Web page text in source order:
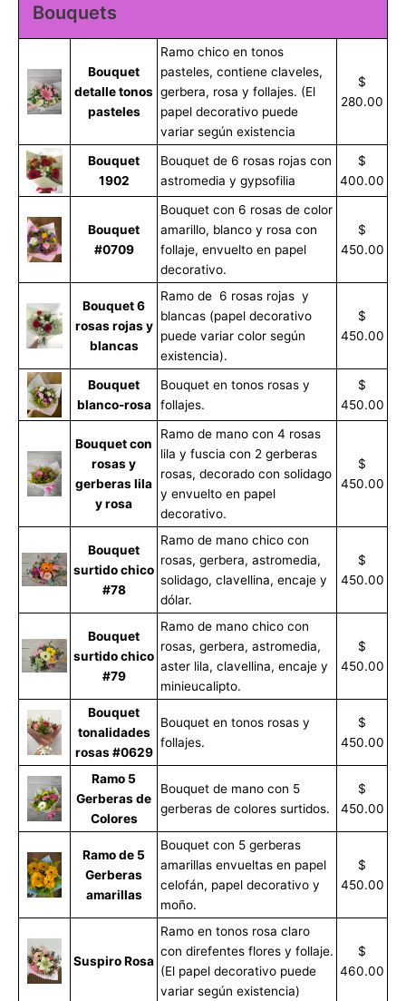
Bouquets
Bouquet
detalle tonos
pasteles
Ramo chico en tonos
pasteles, contiene claveles,
gerbera, rosa y follajes. (El
papel decorativo puede
variar según existencia
$
280.00
Bouquet
1902
Bouquet de 6 rosas rojas con
astromedia y gypsofilia
$
400.00
Bouquet
#0709
Bouquet con 6 rosas de color
amarillo, blanco y rosa con
follaje, envuelto en papel
decorativo.
$
450.00
Bouquet 6
rosas rojas y
blancas
Ramo de 6 rosas rojas y
blancas (papel decorativo
puede variar color según
existencia).
$
450.00
Bouquet
blanco-rosa
Bouquet en tonos rosas y
follajes.
$
450.00
Bouquet con
rosas y
gerberas lila
y rosa
Ramo de mano con 4 rosas
lila y fuscia con 2 gerberas
rosas, decorado con solidago
y envuelto en papel
decorativo.
$
450.00
Bouquet
surtido chico
#78
Ramo de mano chico con
rosas, gerbera, astromedia,
solidago, clavellina, encaje y
dólar.
$
450.00
Bouquet
surtido chico
#79
Ramo de mano chico con
rosas, gerbera, astromedia,
aster lila, clavellina, encaje y
minieucalipto.
$
450.00
Bouquet
tonalidades
rosas #0629
Bouquet en tonos rosas y
follajes.
$
450.00
Ramo 5
Gerberas de
Colores
Bouquet de mano con 5
gerberas de colores surtidos.
$
450.00
Ramo de 5
Gerberas
amarillas
Bouquet con 5 gerberas
amarillas envueltas en papel
celofán, papel decorativo y
moño.
$
450.00
Suspiro Rosa
Ramo en tonos rosa claro
con direfentes flores y follaje.
(El papel decorativo puede
variar según existencia)
$
460.00